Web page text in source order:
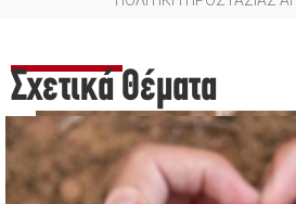
Σχετικά Θέματα